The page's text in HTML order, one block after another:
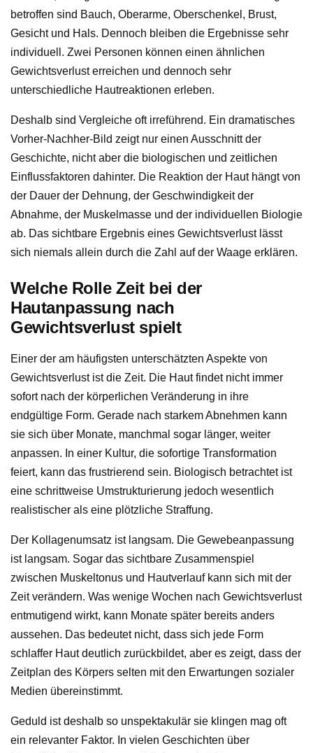
betroffen sind Bauch, Oberarme, Oberschenkel, Brust,
Gesicht und Hals. Dennoch bleiben die Ergebnisse sehr
individuell. Zwei Personen können einen ähnlichen
Gewichtsverlust erreichen und dennoch sehr
unterschiedliche Hautreaktionen erleben.
Deshalb sind Vergleiche oft irreführend. Ein dramatisches
Vorher-Nachher-Bild zeigt nur einen Ausschnitt der
Geschichte, nicht aber die biologischen und zeitlichen
Einflussfaktoren dahinter. Die Reaktion der Haut hängt von
der Dauer der Dehnung, der Geschwindigkeit der
Abnahme, der Muskelmasse und der individuellen Biologie
ab. Das sichtbare Ergebnis eines Gewichtsverlust lässt
sich niemals allein durch die Zahl auf der Waage erklären.
Welche Rolle Zeit bei der
Hautanpassung nach
Gewichtsverlust spielt
Einer der am häufigsten unterschätzten Aspekte von
Gewichtsverlust ist die Zeit. Die Haut findet nicht immer
sofort nach der körperlichen Veränderung in ihre
endgültige Form. Gerade nach starkem Abnehmen kann
sie sich über Monate, manchmal sogar länger, weiter
anpassen. In einer Kultur, die sofortige Transformation
feiert, kann das frustrierend sein. Biologisch betrachtet ist
eine schrittweise Umstrukturierung jedoch wesentlich
realistischer als eine plötzliche Straffung.
Der Kollagenumsatz ist langsam. Die Gewebeanpassung
ist langsam. Sogar das sichtbare Zusammenspiel
zwischen Muskeltonus und Hautverlauf kann sich mit der
Zeit verändern. Was wenige Wochen nach Gewichtsverlust
entmutigend wirkt, kann Monate später bereits anders
aussehen. Das bedeutet nicht, dass sich jede Form
schlaffer Haut deutlich zurückbildet, aber es zeigt, dass der
Zeitplan des Körpers selten mit den Erwartungen sozialer
Medien übereinstimmt.
Geduld ist deshalb so unspektakulär sie klingen mag oft
ein relevanter Faktor. In vielen Geschichten über